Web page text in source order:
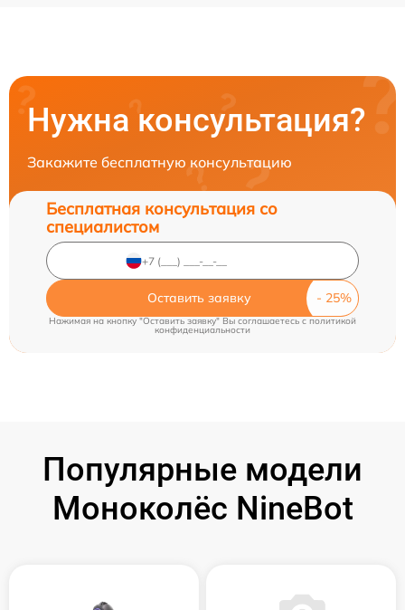
Нужна консультация?
Закажите бесплатную консультацию
Бесплатная консультация со
специалистом
Оставить заявку
Нажимая на кнопку "Оставить заявку" Вы соглашаетесь c политикой
конфиденциальности
Популярные модели
Моноколёс NineBot